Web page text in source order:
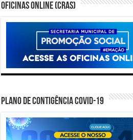
Oficinas Online (CRAS)
PLANO DE CONTIGÊNCIA COVID-19